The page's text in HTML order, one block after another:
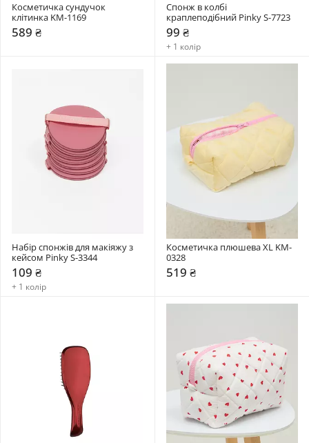
Косметичка сундучок
клітинка KM-1169
589 ₴
Спонж в колбі
краплеподібний Pinky S-7723
99 ₴
+ 1 колір
Набір спонжів для макіяжу з
кейсом Pinky S-3344
109 ₴
+ 1 колір
Косметичка плюшева XL KM-
0328
519 ₴